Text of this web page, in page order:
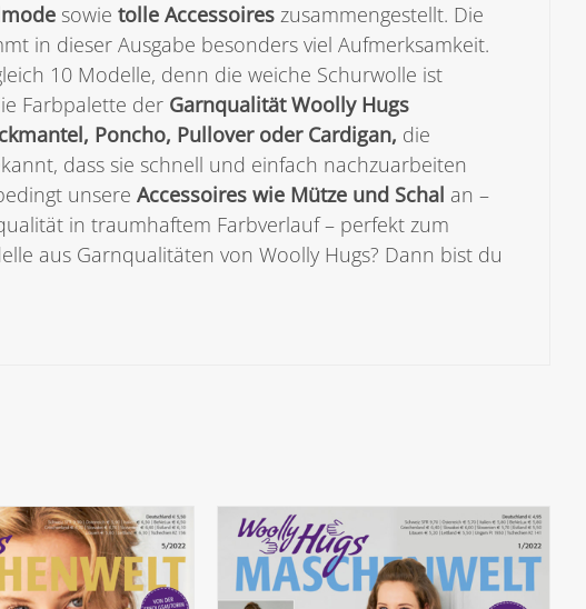
sowietolle Accessoires zusammengestellt. Die
in dieser Ausgabe besonders viel Aufmerksamkeit.
10 Modelle, denn die weiche Schurwolle ist
Farbpalette der Garnqualität Woolly Hugs
Poncho, Pullover oder Cardigan, die
dass sie schnell und einfach nachzuarbeiten
unsereAccessoires wie Mütze und Schal an –
in traumhaftem Farbverlauf – perfekt zum
aus Garnqualitäten von Woolly Hugs? Dann bist du